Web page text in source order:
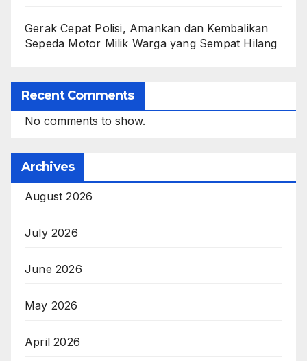
Gerak Cepat Polisi, Amankan dan Kembalikan
Sepeda Motor Milik Warga yang Sempat Hilang
Recent Comments
No comments to show.
Archives
August 2026
July 2026
June 2026
May 2026
April 2026